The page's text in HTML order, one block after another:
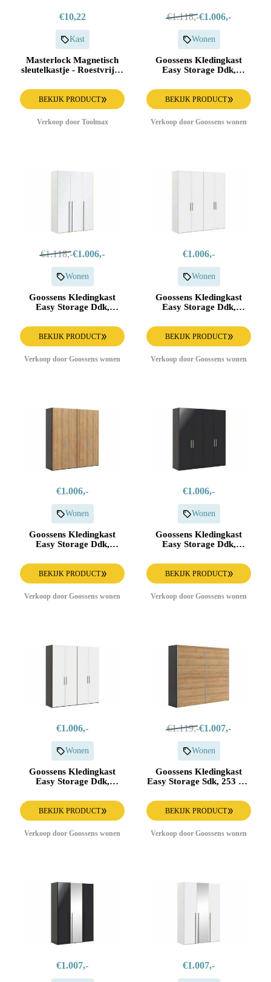
€10,22
Kast
Masterlock Magnetisch
sleutelkastje - Roestvrije -
BEKIJK PRODUCT
Verkoop door Toolmax
€1.118,-€1.006,-
Wonen
Goossens Kledingkast
Easy Storage Ddk,
breed, 220 cm hoog, 3x
glas draaideur
BEKIJK PRODUCT
Verkoop door Goossens wonen
€1.118,-€1.006,-
Wonen
Goossens Kledingkast
Easy Storage Ddk,
breed, 220 cm hoog, 3x
glas draaideur
BEKIJK PRODUCT
Verkoop door Goossens wonen
€1.006,-
Wonen
Goossens Kledingkast
Easy Storage Ddk,
breed, 220 cm hoog, 4x
draaideur
BEKIJK PRODUCT
Verkoop door Goossens wonen
€1.006,-
Wonen
Goossens Kledingkast
Easy Storage Ddk,
breed, 220 cm hoog, 4x
draaideur
BEKIJK PRODUCT
Verkoop door Goossens wonen
€1.006,-
Wonen
Goossens Kledingkast
Easy Storage Ddk,
breed, 220 cm hoog, 4x
draaideur
BEKIJK PRODUCT
Verkoop door Goossens wonen
€1.006,-
Wonen
Goossens Kledingkast
Easy Storage Ddk,
breed, 220 cm hoog, 4x
draaideur
BEKIJK PRODUCT
Verkoop door Goossens wonen
€1.119,-€1.007,-
Wonen
Goossens Kledingkast
Easy Storage Sdk, 253 cm
paneel schuifdeuren
BEKIJK PRODUCT
Verkoop door Goossens wonen
€1.007,- €1.007,-